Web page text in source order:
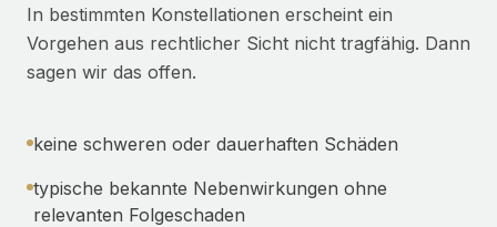
In bestimmten Konstellationen erscheint ein
Vorgehen aus rechtlicher Sicht nicht tragfähig. Dann
sagen wir das offen.
keine schweren oder dauerhaften Schäden
typische bekannte Nebenwirkungen ohne
relevanten Folgeschaden